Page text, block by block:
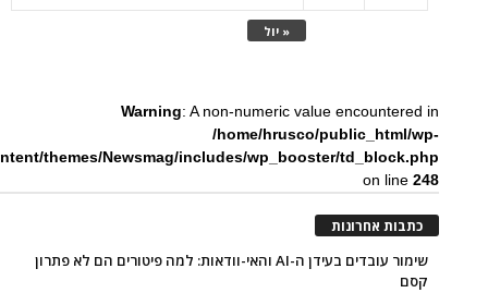
« יול
Warning: A non-numeric value encountered in
/home/hrusco/public_html/wp-
themes/Newsmag/includes/wp_booster/td_block.php
on line248
כתבות אחרונות
שימור עובדים בעידן ה-AI והאי-וודאות: למה פיטורים הם לא פתרון
קסם